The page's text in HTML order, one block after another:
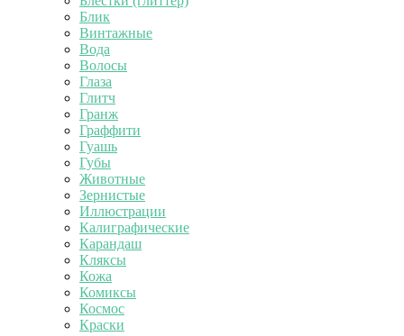
Блик
Винтажные
Вода
Волосы
Глаза
Глитч
Гранж
Граффити
Гуашь
Губы
Животные
Зернистые
Иллюстрации
Калиграфические
Карандаш
Кляксы
Кожа
Комиксы
Космос
Краски